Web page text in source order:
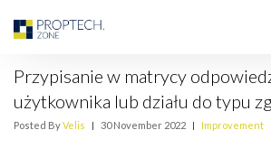
Przypisanie w matrycy
użytkownika lub działu do typu
Posted ByVelis | 30 November 2022 | Improvement